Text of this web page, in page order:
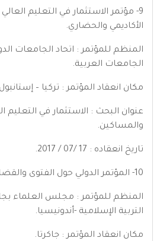
9- مؤتمر الاستثمار في التعليم
الأكاديمي والحضاري.
المنظم للمؤتمر : اتحاد الجامعات
الجامعات العربية.
مكان انعقاد المؤتمر : تركيا –
عنوان البحث : الاستثمار في التعليم
والمساكين.
تاريخ انعقاده : 17 /07 / 2017.
10- المؤتمر الدولي حول الفتوى والقضايا المعاصرة.
المنظم للمؤتمر : مجلس العلماء
التربية الإسلامية -أندونيسيا.
مكان انعقاد المؤتمر : جاكرتا.